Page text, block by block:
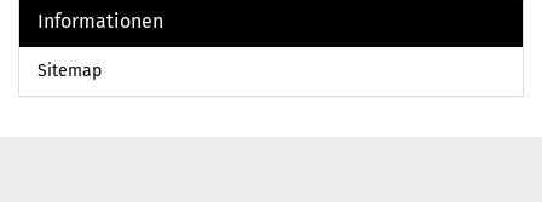
Informationen
Sitemap